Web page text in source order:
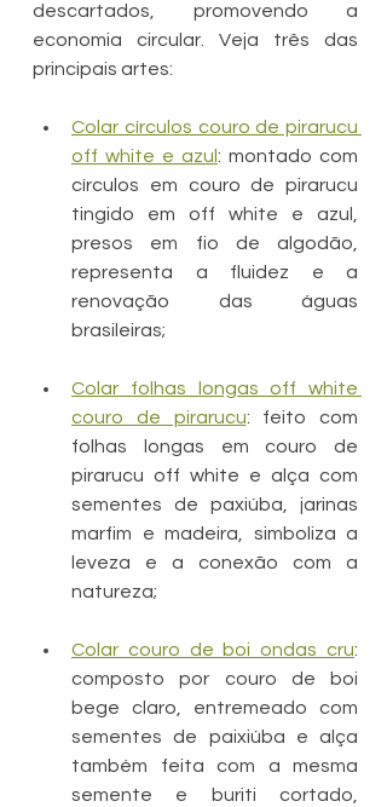
descartados, promovendo a
economia circular. Veja três das
principais artes:
Colar círculos couro de pirarucu
off white e azul : montado com
círculos em couro de pirarucu
tingido em off white e azul,
presos em fio de algodão,
representa a fluidez e a
renovação das águas
brasileiras;
Colar folhas longas off white
couro de pirarucu: feito com
folhas longas em couro de
pirarucu off white e alça com
sementes de paxiúba, jarinas
marfim e madeira, simboliza a
leveza e a conexão com a
natureza;
Colar couro de boi ondas cru:
composto por couro de boi
bege claro, entremeado com
sementes de paixiúba e alça
também feita com a mesma
semente e buriti cortado,